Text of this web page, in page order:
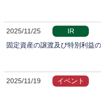
2025/11/25
IR
固定資産の譲渡及び特別利益
2025/11/19
イベント